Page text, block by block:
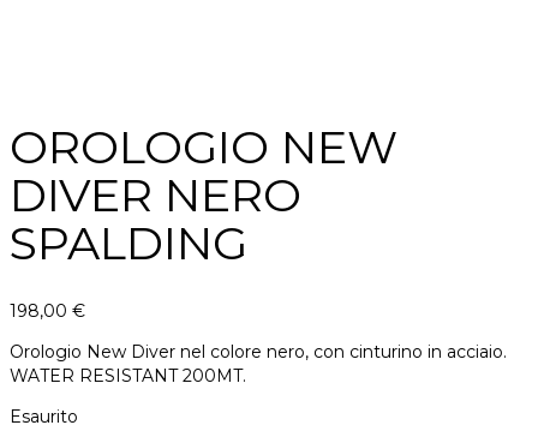
OROLOGIO NEW
DIVER NERO
SPALDING
198,00 €
Orologio New Diver nel colore nero, con cinturino in acciaio.
WATER RESISTANT 200MT.
Esaurito